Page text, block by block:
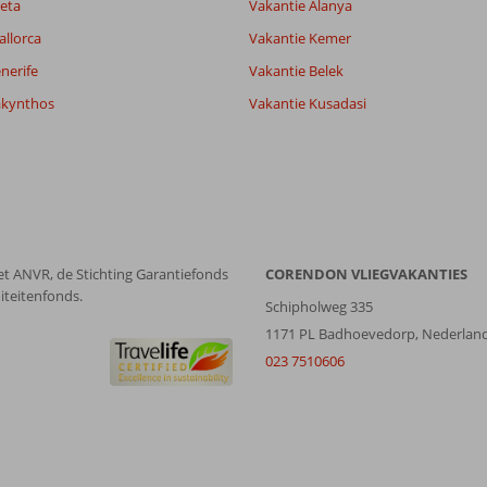
Vakantie Alanya
Vakantie Kemer
Vakantie Belek
Vakantie Kusadasi
ANVR, de Stichting Garantiefonds
CORENDON VLIEGVAKANTIES
Schipholweg 335
1171 PL Badhoevedorp,
023 7510606